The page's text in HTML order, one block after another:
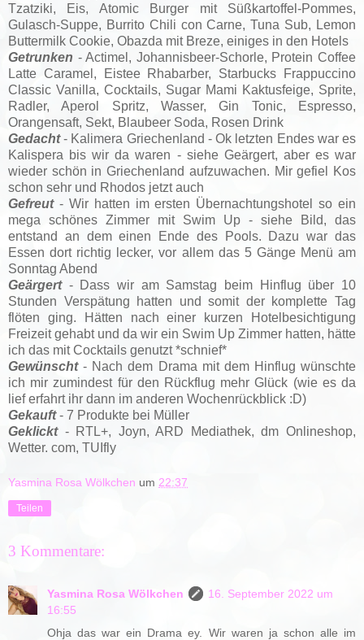
Tzatziki, Eis, Atomic Burger mit Süßkartoffel-Pommes,
Gulasch-Suppe, Burrito Chili con Carne, Tuna Sub, Lemon
Buttermilk Cookie, Obazda mit Breze, einiges in den Hotels
Getrunken - Actimel, Johannisbeer-Schorle, Protein Coffee
Latte Caramel, Eistee Rhabarber, Starbucks Frappuccino
Classic Vanilla, Cocktails, Sugar Mami Kaktusfeige, Sprite,
Radler, Aperol Spritz, Wasser, Gin Tonic, Espresso,
Orangensaft, Sekt, Blaubeer Soda, Rosen Drink
Gedacht- Kalimera Griechenland - Ok letzten Endes war es
Kalispera bis wir da waren - siehe Geärgert, aber es war
wieder schön in Griechenland aufzuwachen. Mir gefiel Kos
schon sehr und Rhodos jetzt auch
Gefreut- Wir hatten im ersten Übernachtungshotel so ein
mega schönes Zimmer mit Swim Up - siehe Bild, das
entstand an dem einen Ende des Pools. Dazu war das
Essen dort richtig lecker, vor allem das 5 Gänge Menü am
Sonntag Abend
Geärgert- Dass wir am Samstag beim Hinflug über 10
Stunden Verspätung hatten und somit der komplette Tag
flöten ging. Hätten nach einer kurzen Hotelbesichtigung
Freizeit gehabt und da wir ein Swim Up Zimmer hatten, hätte
ich das mit Cocktails genutzt *schnief*
Gewünscht- Nach dem Drama mit dem Hinflug wünschte
ich mir zumindest für den Rückflug mehr Glück (wie es da
lief erfahrt ihr dann im anderen Wochenrückblick :D)
Gekauft- 7 Produkte bei Müller
Geklickt- RTL+, Joyn, ARD Mediathek, dm Onlineshop,
Wetter. com, TUIfly
Yasmina Rosa Wölkchen um 22:37
Teilen
3 Kommentare:
Yasmina Rosa Wölkchen
16. September 2022 um
16:55
Ohja das war ein Drama ey. Wir waren ja schon alle im